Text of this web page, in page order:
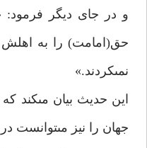
حق(امامت) را به اهلش
نمى‏كردند.»
اين حديث بيان مى‏كند
جهان را نيز مى‏توانست